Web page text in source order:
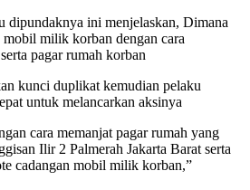
dipundaknya ini menjelaskan, Dimana
milik korban dengan cara
pagar rumah korban
kunci duplikat kemudian pelaku
untuk melancarkan aksinya
cara memanjat pagar rumah yang
Ilir 2 Palmerah Jakarta Barat serta
cadangan mobil milik korban,”